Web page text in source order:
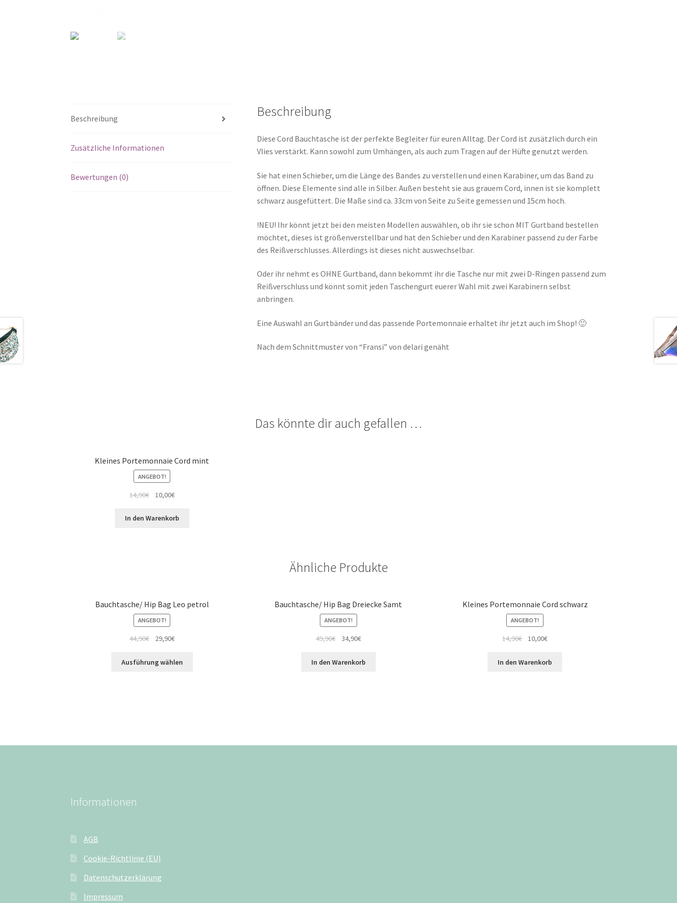
Beschreibung
Zusätzliche Informationen
Bewertungen (0)
Beschreibung
Diese Cord Bauchtasche ist der perfekte Begleiter für euren Alltag. Der Cord ist zusätzlich durch ein
Vlies verstärkt. Kann sowohl zum Umhängen, als auch zum Tragen auf der Hüfte genutzt werden.
Sie hat einen Schieber, um die Länge des Bandes zu verstellen und einen Karabiner, um das Band zu
öffnen. Diese Elemente sind alle in Silber. Außen besteht sie aus grauem Cord, innen ist sie komplett
schwarz ausgefüttert. Die Maße sind ca. 33cm von Seite zu Seite gemessen und 15cm hoch.
!NEU! Ihr könnt jetzt bei den meisten Modellen auswählen, ob ihr sie schon MIT Gurtband bestellen
möchtet, dieses ist größenverstellbar und hat den Schieber und den Karabiner passend zu der Farbe
des Reißverschlusses. Allerdings ist dieses nicht auswechselbar.
Oder ihr nehmt es OHNE Gurtband, dann bekommt ihr die Tasche nur mit zwei D-Ringen passend zum
Reißverschluss und könnt somit jeden Taschengurt euerer Wahl mit zwei Karabinern selbst
anbringen.
Eine Auswahl an Gurtbänder und das passende Portemonnaie erhaltet ihr jetzt auch im Shop! 🙂
Nach dem Schnittmuster von “Fransi” von delari genäht
Das könnte dir auch gefallen …
Kleines Portemonnaie Cord mint
ANGEBOT!
14,90€ 10,00€
In den Warenkorb
Ähnliche Produkte
Bauchtasche/ Hip Bag Leo petrol
ANGEBOT!
44,90€ 29,90€
Ausführung wählen
Bauchtasche/ Hip Bag Dreiecke Samt
ANGEBOT!
49,90€ 34,90€
In den Warenkorb
Kleines Portemonnaie Cord schwarz
ANGEBOT!
14,90€ 10,00€
In den Warenkorb
Informationen
AGB
Cookie-Richtlinie (EU)
Datenschutzerklärung
Impressum